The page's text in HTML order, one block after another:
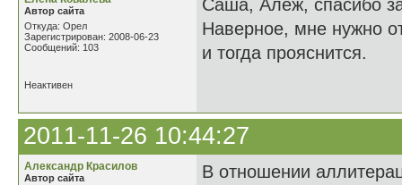
Автор сайта
Откуда: Орел
Зарегистрирован: 2008-06-23
Сообщений: 103
Саша, Алеж, спасибо
Наверное, мне нужно
и тогда прояснится.
Неактивен
2011-11-26 10:44:27
Александр Красилов
Автор сайта
В отношении